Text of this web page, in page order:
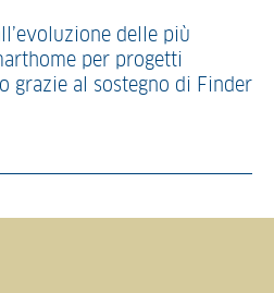
delle più
per progetti
grazie al sostegno di Finder